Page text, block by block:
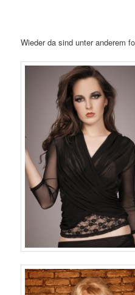
Wieder da sind unter anderem